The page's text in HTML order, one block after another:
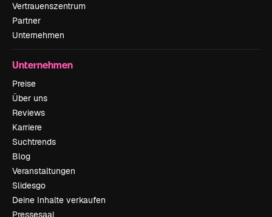
Vertrauenszentrum
Partner
Unternehmen
Unternehmen
Preise
Über uns
Reviews
Karriere
Suchtrends
Blog
Veranstaltungen
Slidesgo
Deine Inhalte verkaufen
Pressesaal